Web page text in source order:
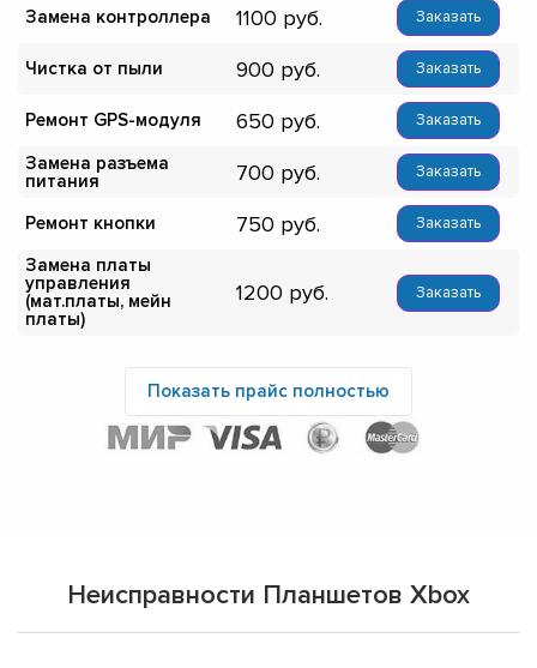
Замена контроллера 1100 Заказать
Чистка от пыли 900 Заказать
Ремонт GPS-модуля 650 Заказать
Замена разъема
питания
700 Заказать
Ремонт кнопки 750 Заказать
Замена платы
управления
(мат.платы, мейн
платы)
1200 Заказать
Показать прайс полностью
Неисправности Планшетов Xbox